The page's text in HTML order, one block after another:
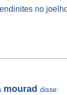
no
mourad disse: